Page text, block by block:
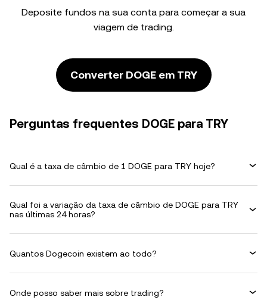
Deposite fundos na sua conta para começar a sua
viagem de trading.
Converter DOGE em TRY
Perguntas frequentes DOGE para TRY
Qual é a taxa de câmbio de 1 DOGE para TRY hoje?
Qual foi a variação da taxa de câmbio de DOGE para TRY
nas últimas 24 horas?
Quantos Dogecoin existem ao todo?
Onde posso saber mais sobre trading?